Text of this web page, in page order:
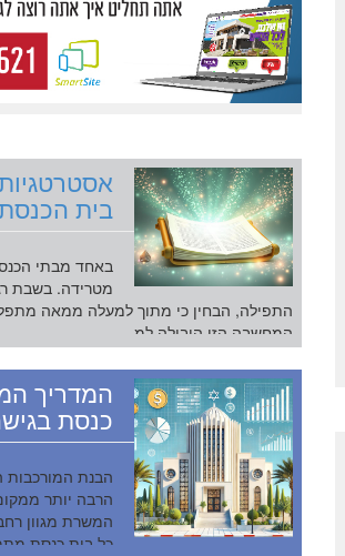
בית
באחד מבתי
מטרידה. בשבת
התפילה, הבחין כי מתוך למעלה ממאה
המחשבה הזו הובילה למ...
המדריך
כנסת
הרבה יותר
המשרת מגוון
כל בית כנסת